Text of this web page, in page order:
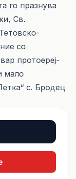
го празнува
Св.
со
протоереј-
мало
с. Бродец